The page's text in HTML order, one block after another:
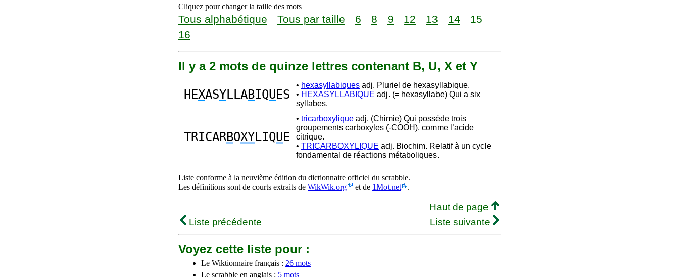
Cliquez pour changer la taille des mots
Tous alphabétique Tous par taille 6 8 9 12 13 14
15
16
Il y a 2 mots de quinze lettres contenant B, U, X et Y
HEXASYLLABIQUES
• hexasyllabiques adj. Pluriel de hexasyllabique.
• HEXASYLLABIQUE adj. (= hexasyllabe) Qui a six
syllabes.
TRICARBOXYLIQUE
• tricarboxylique adj. (Chimie) Qui possède trois
groupements carboxyles (-COOH), comme l’acide
citrique.
• TRICARBOXYLIQUE adj. Biochim. Relatif à un cycle
fondamental de réactions métaboliques.
Liste conforme à la neuvième édition du dictionnaire officiel du scrabble.
Les définitions sont de courts extraits de WikWik.org et de 1Mot.net .
Haut de page
Liste précédente
Liste suivante
Voyez cette liste pour :
Le Wiktionnaire français : 26 mots
Le scrabble en anglais : 5 mots